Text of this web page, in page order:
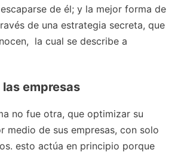
de él; y la mejor forma de
de una estrategia secreta, que
la cual se describe a
empresas
no fue otra, que optimizar su
medio de sus empresas, con solo
esto actúa en principio porque